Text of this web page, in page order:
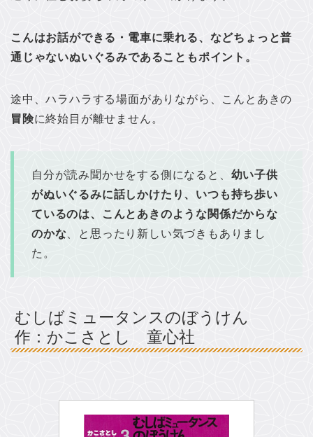
こんはお話ができる・電車に乗れる、などちょっと普
通じゃないぬいぐるみであることもポイント。
途中、ハラハラする場面がありながら、こんとあきの
冒険に終始目が離せません。
自分が読み聞かせをする側になると、 幼い子供
がぬいぐるみに話しかけたり、いつも持ち歩い
ているのは、こんとあきのような関係だからな
のかな 、と思ったり新しい気づきもありまし
た。
むしばミュータンスのぼうけん
作：かこさとし 童心社